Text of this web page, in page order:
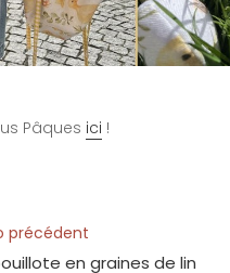
Pâques ici !
précédent
en graines de lin